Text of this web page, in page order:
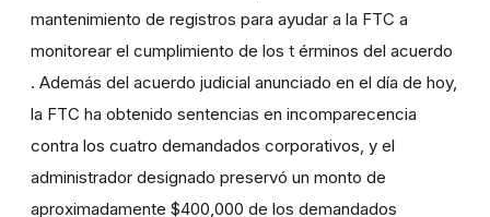
mantenimiento de registros para ayudar a la FTC a
monitorear el cumplimiento de los t érminos del acuerdo
. Además del acuerdo judicial anunciado en el día de hoy,
la FTC ha obtenido sentencias en incomparecencia
contra los cuatro demandados corporativos, y el
administrador designado preservó un monto de
aproximadamente $400,000 de los demandados